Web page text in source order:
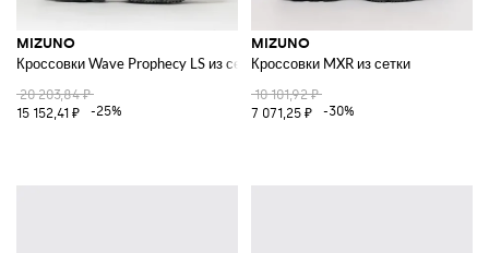
MIZUNO
Кроссовки Wave Prophecy LS из сетки и резины
20 203,84 ₽
15 152,41 ₽
-25%
MIZUNO
Кроссовки MXR из сетки
10 101,92 ₽
7 071,25 ₽
-30%